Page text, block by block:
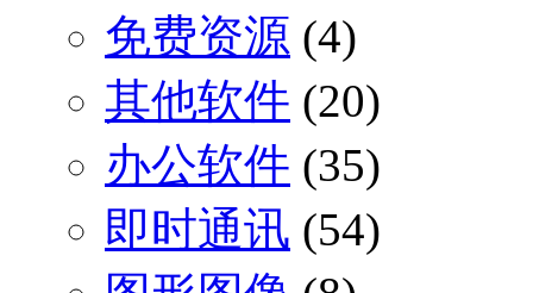
免费资源 (4)
其他软件 (20)
办公软件 (35)
即时通讯 (54)